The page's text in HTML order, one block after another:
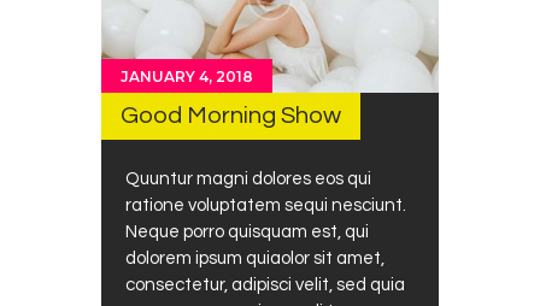
JANUARY 4, 2018
Good Morning Show
Quuntur magni dolores eos qui
ratione voluptatem sequi nesciunt.
Neque porro quisquam est, qui
dolorem ipsum quiaolor sit amet,
consectetur, adipisci velit, sed quia